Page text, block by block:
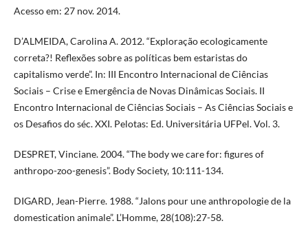
Acesso em: 27 nov. 2014.
D’ALMEIDA, Carolina A. 2012. “Exploração ecologicamente
correta?! Reflexões sobre as políticas bem estaristas do
capitalismo verde”. In: III Encontro Internacional de Ciências
Sociais – Crise e Emergência de Novas Dinâmicas Sociais. II
Encontro Internacional de Ciências Sociais – As Ciências Sociais e
os Desafios do séc. XXI. Pelotas: Ed. Universitária UFPel. Vol. 3.
DESPRET, Vinciane. 2004. “The body we care for: figures of
anthropo-zoo-genesis”. Body Society, 10:111-134.
DIGARD, Jean-Pierre. 1988. “Jalons pour une anthropologie de la
domestication animale”. L’Homme, 28(108):27-58.